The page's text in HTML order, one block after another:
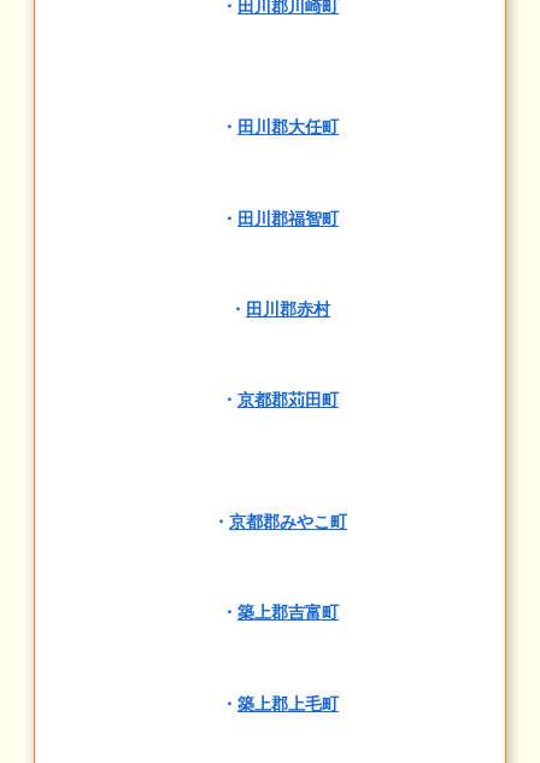
・ 田川郡川崎町
・ 田川郡大任町
・ 田川郡福智町
・ 田川郡赤村
・ 京都郡苅田町
・ 京都郡みやこ町
・ 築上郡吉富町
・ 築上郡上毛町